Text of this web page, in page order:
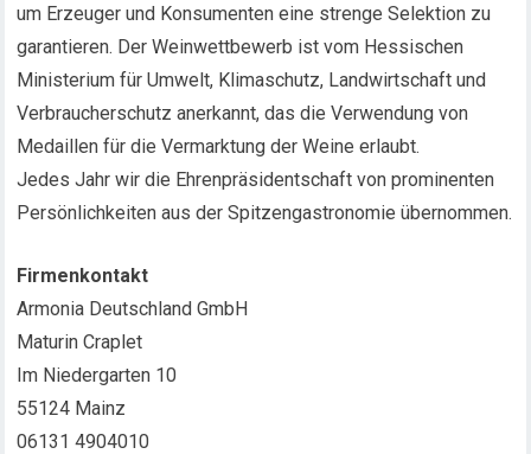
um Erzeuger und Konsumenten eine strenge Selektion zu
garantieren. Der Weinwettbewerb ist vom Hessischen
Ministerium für Umwelt, Klimaschutz, Landwirtschaft und
Verbraucherschutz anerkannt, das die Verwendung von
Medaillen für die Vermarktung der Weine erlaubt.
Jedes Jahr wir die Ehrenpräsidentschaft von prominenten
Persönlichkeiten aus der Spitzengastronomie übernommen.
Firmenkontakt
Armonia Deutschland GmbH
Maturin Craplet
Im Niedergarten 10
55124 Mainz
06131 4904010